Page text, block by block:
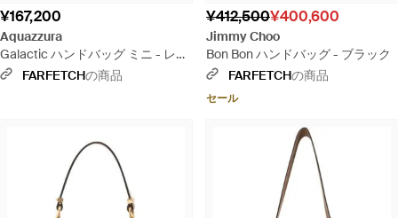
¥167,200
Aquazzura
Galactic ハンドバッグ ミニ - レッ
ド
FARFETCHの商品
¥412,500¥400,600
Jimmy Choo
Bon Bon ハンドバッグ - ブラック
FARFETCHの商品
セール